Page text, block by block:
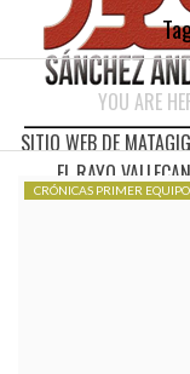
SITIO WEB DE
EL RAYO
FIRMAS
CONTACTO
YOU ARE
CRÓNICAS PRIMER EQUIPO